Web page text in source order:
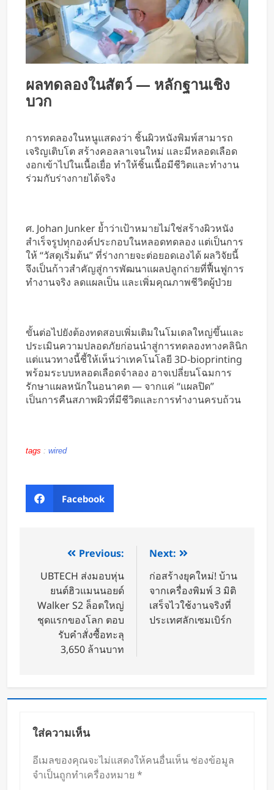
ผลทดลองในสัตว์ — หลักฐานเชิง
บวก
การทดลองในหนูแสดงว่า ชิ้นผิวหนังพิมพ์สามารถ
เจริญเติบโต สร้างคอลลาเจนใหม่ และมีหลอดเลือด
งอกเข้าไปในเนื้อเยื่อ ทำให้ชิ้นเนื้อมีชีวิตและทำงาน
ร่วมกับร่างกายได้จริง
ศ. Johan Junker ย้ำว่าเป้าหมายไม่ใช่สร้างผิวหนัง
สำเร็จรูปทุกองค์ประกอบในหลอดทดลอง แต่เป็นการ
ให้ “วัสดุเริ่มต้น” ที่ร่างกายจะต่อยอดเองได้ ผลวิจัยนี้
จึงเป็นก้าวสำคัญสู่การพัฒนาแผลปลูกถ่ายที่ฟื้นฟูการ
ทำงานจริง ลดแผลเป็น และเพิ่มคุณภาพชีวิตผู้ป่วย
ขั้นต่อไปยังต้องทดสอบเพิ่มเติมในโมเดลใหญ่ขึ้นและ
ประเมินความปลอดภัยก่อนนำสู่การทดลองทางคลินิก
แต่แนวทางนี้ชี้ให้เห็นว่าเทคโนโลยี 3D-bioprinting
พร้อมระบบหลอดเลือดจำลอง อาจเปลี่ยนโฉมการ
รักษาแผลหนักในอนาคต — จากแค่ “แผลปิด”
เป็นการคืนสภาพผิวที่มีชีวิตและการทำงานครบถ้วน
tags : wired
Facebook
Previous:
UBTECH ส่งมอบหุ่น
ยนต์ฮิวแมนนอยด์
Walker S2 ล็อตใหญ่
ชุดแรกของโลก ตอบ
รับคำสั่งซื้อทะลุ
3,650 ล้านบาท
Next:
ก่อสร้างยุคใหม่! บ้าน
จากเครื่องพิมพ์ 3 มิติ
เสร็จไวใช้งานจริงที่
ประเทศลักเซมเบิร์ก
ใส่ความเห็น
อีเมลของคุณจะไม่แสดงให้คนอื่นเห็น ช่องข้อมูล
จำเป็นถูกทำเครื่องหมาย *